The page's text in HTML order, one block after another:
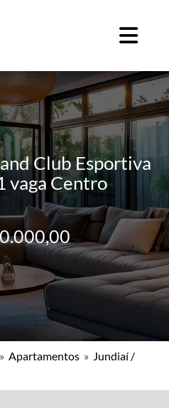
Club Esportiva
vaga Centro
» Apartamentos » Jundiaí /